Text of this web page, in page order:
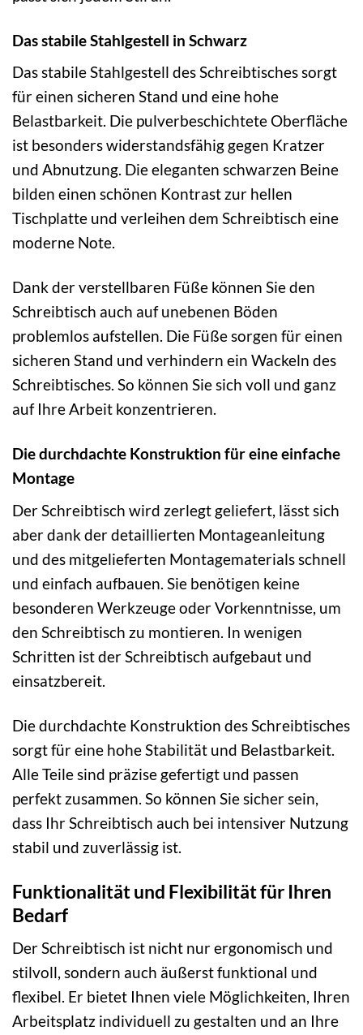
Das stabile Stahlgestell in Schwarz
Das stabile Stahlgestell des Schreibtisches sorgt
für einen sicheren Stand und eine hohe
Belastbarkeit. Die pulverbeschichtete Oberfläche
ist besonders widerstandsfähig gegen Kratzer
und Abnutzung. Die eleganten schwarzen Beine
bilden einen schönen Kontrast zur hellen
Tischplatte und verleihen dem Schreibtisch eine
moderne Note.
Dank der verstellbaren Füße können Sie den
Schreibtisch auch auf unebenen Böden
problemlos aufstellen. Die Füße sorgen für einen
sicheren Stand und verhindern ein Wackeln des
Schreibtisches. So können Sie sich voll und ganz
auf Ihre Arbeit konzentrieren.
Die durchdachte Konstruktion für eine einfache
Montage
Der Schreibtisch wird zerlegt geliefert, lässt sich
aber dank der detaillierten Montageanleitung
und des mitgelieferten Montagematerials schnell
und einfach aufbauen. Sie benötigen keine
besonderen Werkzeuge oder Vorkenntnisse, um
den Schreibtisch zu montieren. In wenigen
Schritten ist der Schreibtisch aufgebaut und
einsatzbereit.
Die durchdachte Konstruktion des Schreibtisches
sorgt für eine hohe Stabilität und Belastbarkeit.
Alle Teile sind präzise gefertigt und passen
perfekt zusammen. So können Sie sicher sein,
dass Ihr Schreibtisch auch bei intensiver Nutzung
stabil und zuverlässig ist.
Funktionalität und Flexibilität für Ihren
Bedarf
Der Schreibtisch ist nicht nur ergonomisch und
stilvoll, sondern auch äußerst funktional und
flexibel. Er bietet Ihnen viele Möglichkeiten, Ihren
Arbeitsplatz individuell zu gestalten und an Ihre